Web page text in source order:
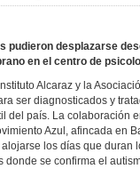
pudieron desplazarse
en el centro de
Alcaraz y la
ser diagnosticados y
del país. La colaboración
Azul, afincada en
los días que
donde se confirma el